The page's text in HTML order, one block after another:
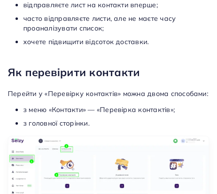
відправляєте лист на контакти вперше;
часто відправляєте листи, але не маєте часу
проаналізувати список;
хочете підвищити відсоток доставки.
Як перевірити контакти
Перейти у «Перевірку контактів» можна двома способами:
з меню «Контакти» — «Перевірка контактів»;
з головної сторінки.